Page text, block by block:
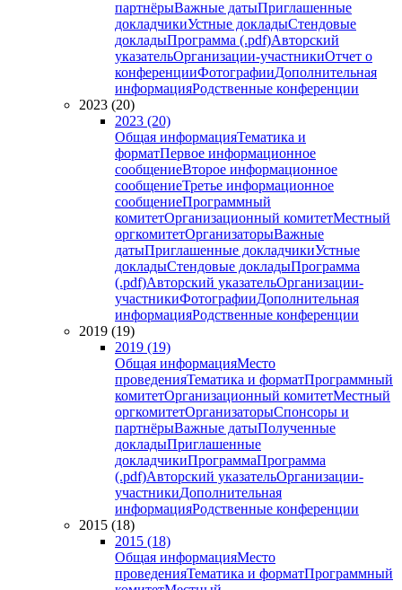
партнёрыВажные датыПриглашенные
докладчикиУстные докладыСтендовые
докладыПрограмма (.pdf)Авторский
указательОрганизации-участникиОтчет о
конференцииФотографииДополнительная
информацияРодственные конференции
2023 (20)
2023 (20)
Общая информацияТематика и
форматПервое информационное
сообщениеВторое информационное
сообщениеТретье информационное
сообщениеПрограммный
комитетОрганизационный комитетМестный
оргкомитетОрганизаторыВажные
датыПриглашенные докладчикиУстные
докладыСтендовые докладыПрограмма
(.pdf)Авторский указательОрганизации-
участникиФотографииДополнительная
информацияРодственные конференции
2019 (19)
2019 (19)
Общая информацияМесто
проведенияТематика и форматПрограммный
комитетОрганизационный комитетМестный
оргкомитетОрганизаторыСпонсоры и
партнёрыВажные датыПолученные
докладыПриглашенные
докладчикиПрограммаПрограмма
(.pdf)Авторский указательОрганизации-
участникиДополнительная
информацияРодственные конференции
2015 (18)
2015 (18)
Общая информацияМесто
проведенияТематика и форматПрограммный